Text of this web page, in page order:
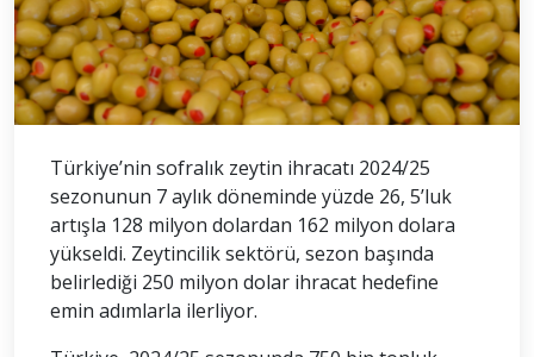
Türkiye’nin sofralık zeytin ihracatı 2024/25
sezonunun 7 aylık döneminde yüzde 26, 5’luk
artışla 128 milyon dolardan 162 milyon dolara
yükseldi. Zeytincilik sektörü, sezon başında
belirlediği 250 milyon dolar ihracat hedefine
emin adımlarla ilerliyor.